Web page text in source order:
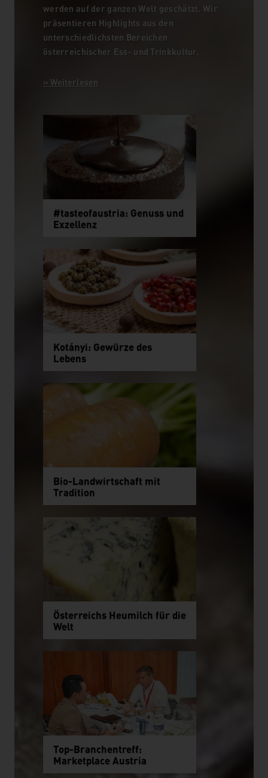
werden auf der ganzen Welt geschätzt. Wir
präsentieren Highlights aus den
unterschiedlichsten Bereichen
österreichischer Ess- und Trinkkultur.
#tasteofaustria: Genuss und
Exzellenz
Kotányi: Gewürze des
Lebens
Bio-Landwirtschaft mit
Tradition
Österreichs Heumilch für die
Welt
Top-Branchentreff:
Marketplace Austria